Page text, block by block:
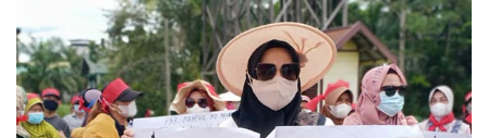
email